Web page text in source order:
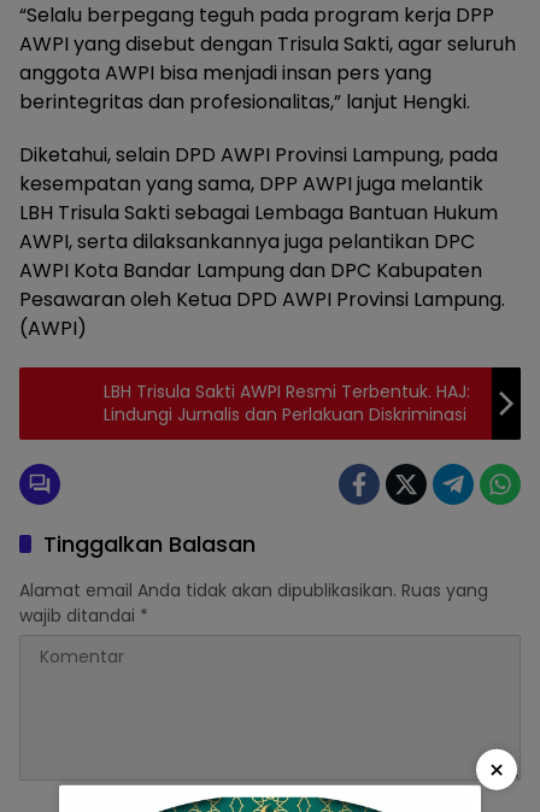
“Selalu berpegang teguh pada program kerja DPP
AWPI yang disebut dengan Trisula Sakti, agar seluruh
anggota AWPI bisa menjadi insan pers yang
berintegritas dan profesionalitas,” lanjut Hengki.
Diketahui, selain DPD AWPI Provinsi Lampung, pada
kesempatan yang sama, DPP AWPI juga melantik
LBH Trisula Sakti sebagai Lembaga Bantuan Hukum
AWPI, serta dilaksankannya juga pelantikan DPC
AWPI Kota Bandar Lampung dan DPC Kabupaten
Pesawaran oleh Ketua DPD AWPI Provinsi Lampung.
(AWPI)
LBH Trisula Sakti AWPI Resmi Terbentuk. HAJ:
Lindungi Jurnalis dan Perlakuan Diskriminasi
Tinggalkan Balasan
Alamat email Anda tidak akan dipublikasikan. Ruas yang
wajib ditandai *
×